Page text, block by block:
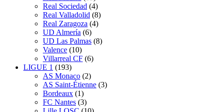
Real Sociedad (4)
Real Valladolid (8)
Real Zaragoza (4)
UD Almería (6)
UD Las Palmas (8)
Valence (10)
Villarreal CF (6)
LIGUE 1 (193)
AS Monaco (2)
AS Saint-Étienne (3)
Bordeaux (1)
FC Nantes (3)